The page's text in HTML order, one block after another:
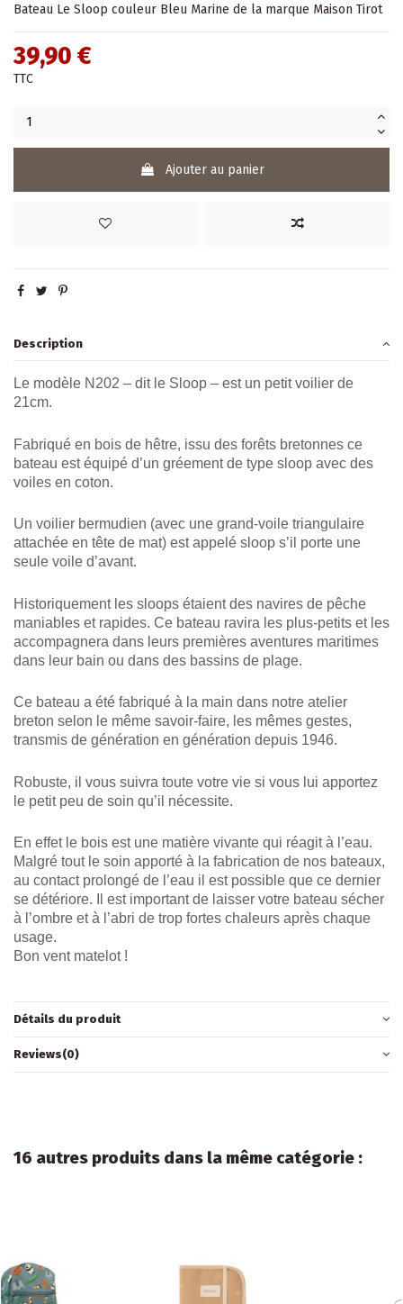
Bateau Le Sloop couleur Bleu Marine de la marque Maison Tirot
39,90 €
TTC
Ajouter au panier
Description
Le modèle N202 – dit le Sloop – est un petit voilier de
21cm.
Fabriqué en bois de hêtre, issu des forêts bretonnes ce
bateau est équipé d’un gréement de type sloop avec des
voiles en coton.
Un voilier bermudien (avec une grand-voile triangulaire
attachée en tête de mat) est appelé sloop s’il porte une
seule voile d’avant.
Historiquement les sloops étaient des navires de pêche
maniables et rapides. Ce bateau ravira les plus-petits et les
accompagnera dans leurs premières aventures maritimes
dans leur bain ou dans des bassins de plage.
Ce bateau a été fabriqué à la main dans notre atelier
breton selon le même savoir-faire, les mêmes gestes,
transmis de génération en génération depuis 1946.
Robuste, il vous suivra toute votre vie si vous lui apportez
le petit peu de soin qu’il nécessite.
En effet le bois est une matière vivante qui réagit à l’eau.
Malgré tout le soin apporté à la fabrication de nos bateaux,
au contact prolongé de l’eau il est possible que ce dernier
se détériore. Il est important de laisser votre bateau sécher
à l’ombre et à l’abri de trop fortes chaleurs après chaque
usage.
Bon vent matelot !
Détails du produit
Reviews(0)
16 autres produits dans la même catégorie :